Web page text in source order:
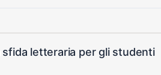
sfida letteraria per gli studenti